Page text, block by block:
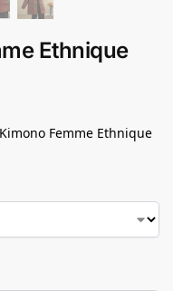
Ethnique
Femme Ethnique